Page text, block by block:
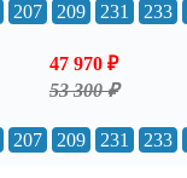
207 209 231 233
47 970 ₽
53 300 ₽
207 209 231 233